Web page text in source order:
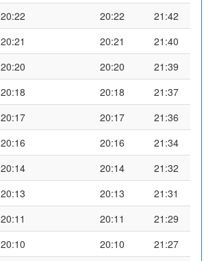
20:22 20:22
21:42
20:21 20:21
21:40
20:20 20:20
21:39
20:18 20:18
21:37
20:17 20:17
21:36
20:16 20:16
21:34
20:14 20:14
21:32
20:13 20:13
21:31
20:11 20:11
21:29
20:10 20:10
21:27